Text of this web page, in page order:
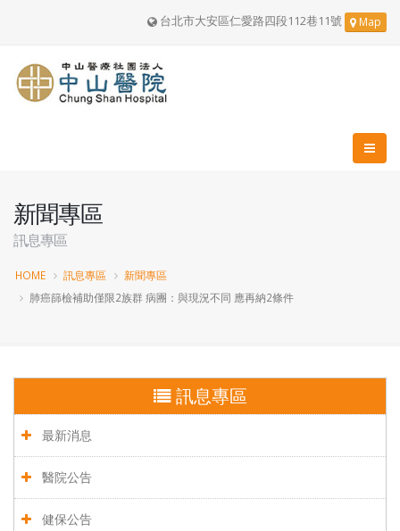
台北市大安區仁愛路四段112巷11號 Map
新聞專區
訊息專區
HOME 訊息專區
新聞專區
肺癌篩檢補助僅限2族群 病團：與現況不同 應再納2條件
訊息專區
最新消息
醫院公告
健保公告